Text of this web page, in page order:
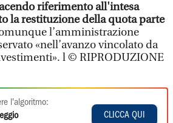
riferimento all'intesa
la restituzione della quota parte
l’amministrazione
«nell’avanzo vincolato da
l © RIPRODUZIONE
l'algoritmo:
CLICCA QUI